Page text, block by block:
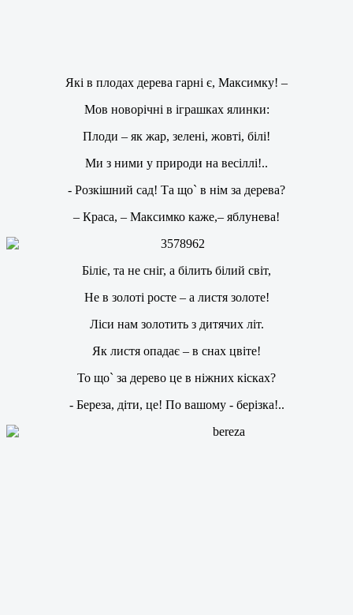
Які в плодах дерева гарні є, Максимку! –
Мов новорічні в іграшках ялинки:
Плоди – як жар, зелені, жовті, білі!
Ми з ними у природи на весіллі!..
- Розкішний сад! Та що` в нім за дерева?
– Краса, – Максимко каже,– яблунева!
Біліє, та не сніг, а білить білий світ,
Не в золоті росте – а листя золоте!
Ліси нам золотить з дитячих літ.
Як листя опадає – в снах цвіте!
То що` за дерево це в ніжних кісках?
- Береза, діти, це! По вашому - берізка!..